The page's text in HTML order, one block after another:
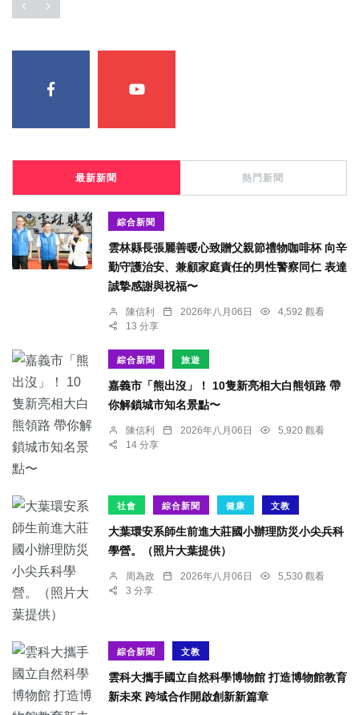
最新新聞 熱門新聞
綜合新聞
雲林縣長張麗善暖心致贈父親節禮物咖啡杯 向辛
勤守護治安、兼顧家庭責任的男性警察同仁 表達
誠摯感謝與祝福〜
陳信利 2026年八月06日
4,592 觀看
13 分享
綜合新聞 旅遊
嘉義市「熊出沒」！ 10隻新亮相大白熊領路 帶
你解鎖城市知名景點〜
陳信利 2026年八月06日
5,920 觀看
14 分享
社會 綜合新聞 健康 文教
大葉環安系師生前進大莊國小辦理防災小尖兵科
學營。（照片大葉提供）
周為政 2026年八月06日
5,530 觀看
3 分享
綜合新聞 文教
雲科大攜手國立自然科學博物館 打造博物館教育
新未來 跨域合作開啟創新新篇章